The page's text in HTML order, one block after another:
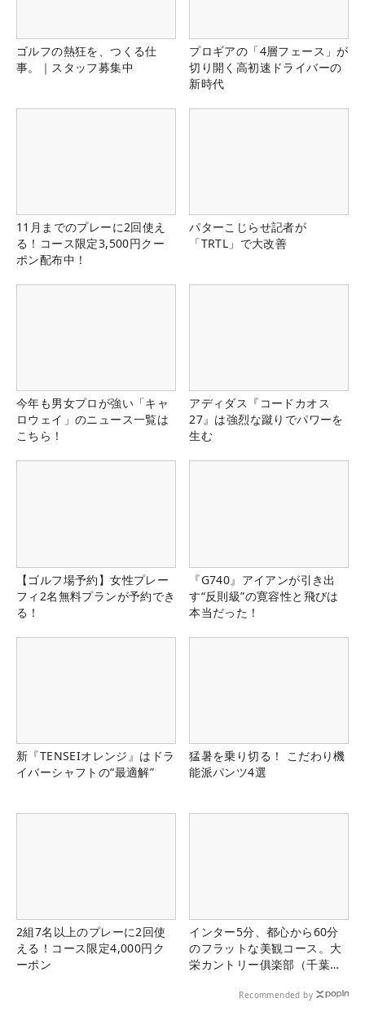
ゴルフの熱狂を、つくる仕
事。｜スタッフ募集中
プロギアの「4層フェース」が
切り開く高初速ドライバーの
新時代
11月までのプレーに2回使え
る！コース限定3,500円クー
ポン配布中！
パターこじらせ記者が
「TRTL」で大改善
今年も男女プロが強い「キャ
ロウェイ」のニュース一覧は
こちら！
アディダス『コードカオス
27』は強烈な蹴りでパワーを
生む
【ゴルフ場予約】女性プレー
フィ2名無料プランが予約でき
る！
『G740』アイアンが引き出
す“反則級”の寛容性と飛びは
本当だった！
新『TENSEIオレンジ』はドラ
イバーシャフトの“最適解”
猛暑を乗り切る！ こだわり機
能派パンツ4選
2組7名以上のプレーに2回使
える！コース限定4,000円ク
ーポン
インター5分、都心から60分
のフラットな美観コース。大
栄カントリー俱楽部（千葉
Recommended by